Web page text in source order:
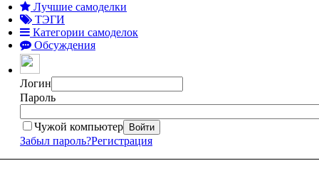
Лучшие самоделки
ТЭГИ
Категории самоделок
Обсуждения
Логин
Пароль
Чужой компьютер Войти
Забыл пароль?Регистрация